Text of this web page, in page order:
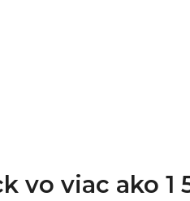
vo viac ako 1